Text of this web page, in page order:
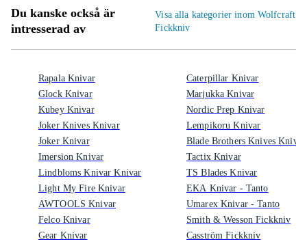
Du kanske också är
intresserad av
Visa alla kategorier inom Wolfcraft
Fickkniv
Rapala Knivar
Glock Knivar
Kubey Knivar
Joker Knives Knivar
Joker Knivar
Imersion Knivar
Lindbloms Knivar Knivar
Light My Fire Knivar
AWTOOLS Knivar
Felco Knivar
Gear Knivar
Caterpillar Knivar
Marjukka Knivar
Nordic Prep Knivar
Lempikoru Knivar
Blade Brothers Knives Knivar
Tactix Knivar
TS Blades Knivar
EKA Knivar - Tanto
Umarex Knivar - Tanto
Smith & Wesson Fickkniv
Casström Fickkniv